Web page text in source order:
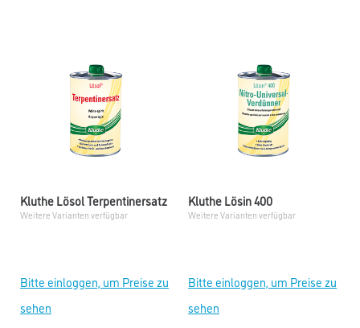
Kluthe Lösol Terpentinersatz
Weitere Varianten verfügbar
Bitte einloggen, um Preise zu
sehen
Kluthe Lösin 400
Weitere Varianten verfügbar
Bitte einloggen, um Preise zu
sehen